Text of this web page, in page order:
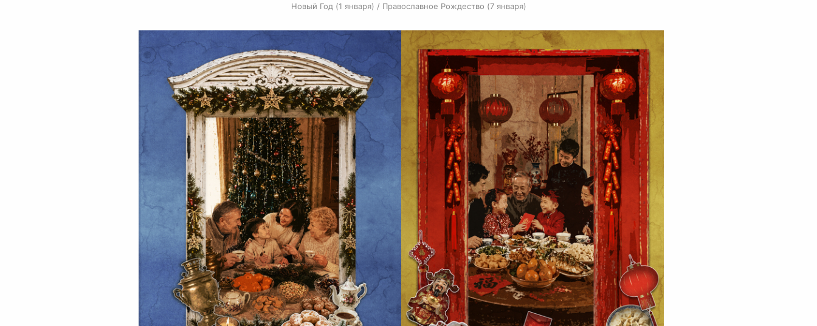
Новый Год (1 января) / Православное Рождество (7 января)